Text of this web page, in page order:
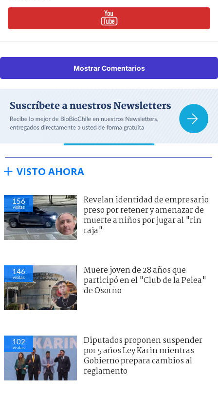
Mostrar Comentarios
VISTO AHORA
156
visitas
Revelan identidad de empresario
preso por retener y amenazar de
muerte a niños por jugar al "rin
raja"
146
visitas
Muere joven de 28 años que
participó en el "Club de la Pelea"
de Osorno
102
visitas
Diputados proponen suspender
por 5 años Ley Karin mientras
Gobierno prepara cambios al
reglamento